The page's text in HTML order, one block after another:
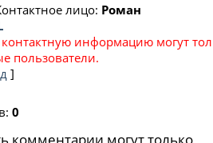
лицо: Роман
информацию могут
пользователи.
]
: 0
комментарии могут только